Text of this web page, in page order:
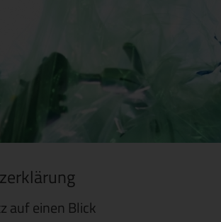
auf einen Blick